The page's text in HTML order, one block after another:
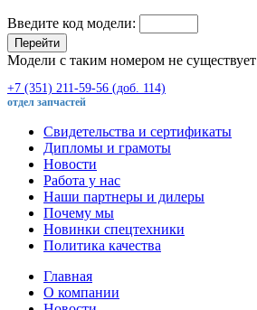
Введите код модели:
Перейти
Модели с таким номером не существует
+7 (351) 211-59-56 (доб. 114)
отдел запчастей
Свидетельства и сертификаты
Дипломы и грамоты
Новости
Работа у нас
Наши партнеры и дилеры
Почему мы
Новинки спецтехники
Политика качества
Главная
О компании